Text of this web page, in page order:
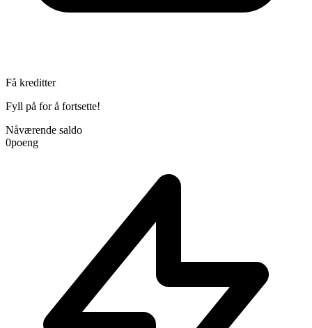
Få kreditter
Fyll på for å fortsette!
Nåværende saldo
0poeng